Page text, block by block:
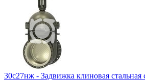
30с27нж - Задвижка клиновая